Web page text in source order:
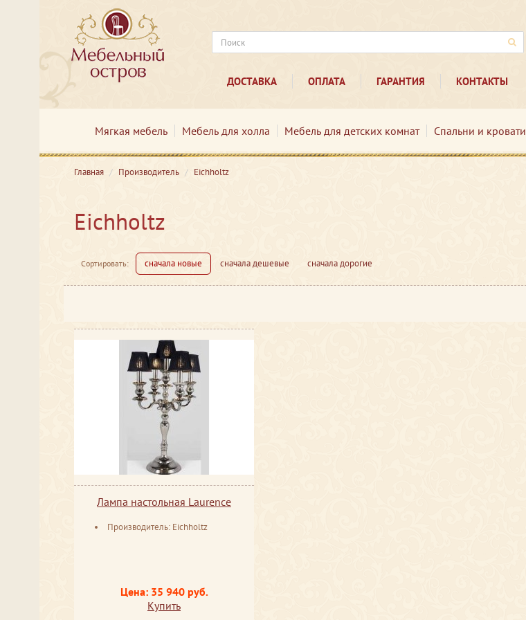
ДОСТАВКА ОПЛАТА ГАРАНТИЯ КОНТАКТЫ
Мягкая мебель Мебель для холла Мебель для детских комнат Спальни и кровати
Главная Производитель Eichholtz
Eichholtz
Сортировать: сначала новые сначала дешевые сначала дорогие
Лампа настольная Laurence
Производитель: Eichholtz
Цена: 35 940 руб.
Купить